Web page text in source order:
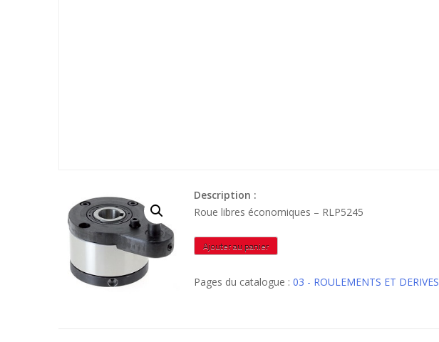
Description :
Roue libres économiques – RLP5245
quantité
de
Ajouter au panier
Pages du catalogue : 03 - ROULEMENTS ET DERIVES